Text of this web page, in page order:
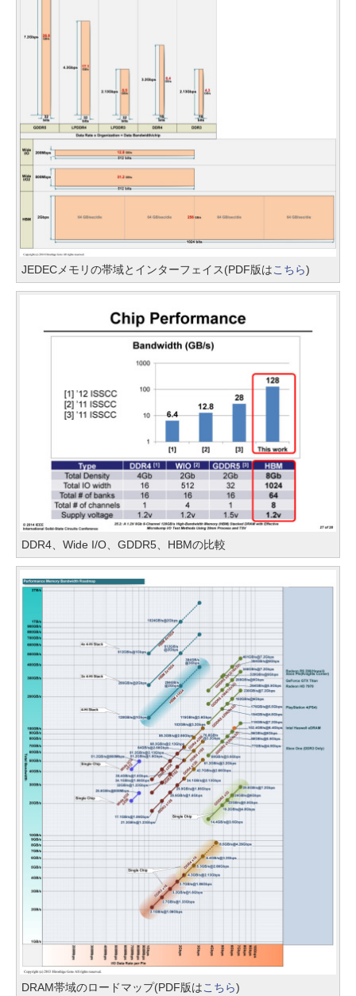
JEDECメモリの帯域とインターフェイス(PDF版はこちら)
DDR4、Wide I/O、GDDR5、HBMの比較
DRAM帯域のロードマップ(PDF版はこちら)